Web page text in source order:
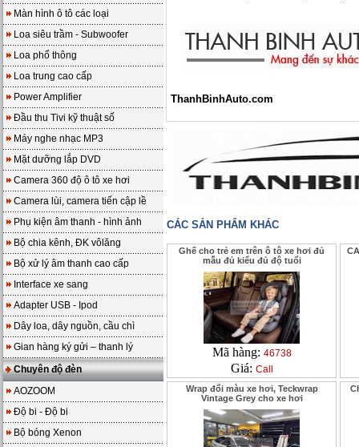
Màn hình ô tô các loại
Loa siêu trầm - Subwoofer
Loa phổ thông
Loa trung cao cấp
Power Amplifier
Đầu thu Tivi kỹ thuật số
Máy nghe nhạc MP3
Mặt dưỡng lắp DVD
Camera 360 độ ô tô xe hơi
Camera lùi, camera tiến cập lề
Phụ kiện âm thanh - hình ảnh
Bộ chia kênh, ĐK vôlăng
Bộ xử lý âm thanh cao cấp
Interface xe sang
Adapter USB - Ipod
Dây loa, dây nguồn, cầu chì
Gian hàng ký gửi – thanh lý
Chuyên độ đèn
AOZOOM
Độ bi - Độ bi
Bộ bóng Xenon
ThanhBinhAuto.com
CÁC SẢN PHẨM KHÁC
Ghế cho trẻ em trên ô tô xe hơi đủ
mẫu đủ kiểu đủ độ tuổi
Mã hàng: 46738
Giá: Call
Wrap đổi màu xe hơi, Teckwrap
Vintage Grey cho xe hơi